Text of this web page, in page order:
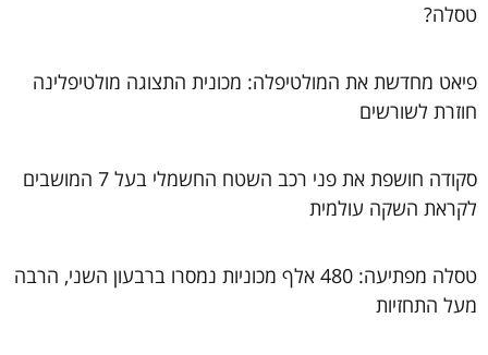
טסלה?
פיאט מחדשת את המולטיפלה: מכונית התצוגה מולטיפלינה
חוזרת לשורשים
סקודה חושפת את פני רכב השטח החשמלי בעל 7 המושבים
לקראת השקה עולמית
טסלה מפתיעה: 480 אלף מכוניות נמסרו ברבעון השני, הרבה
מעל התחזיות